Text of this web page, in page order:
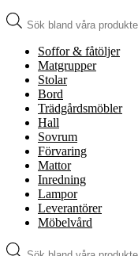
Produktsökning
Soffor & fåtöljer
Matgrupper
Stolar
Bord
Trädgårdsmöbler
Hall
Sovrum
Förvaring
Mattor
Inredning
Lampor
Leverantörer
Möbelvård
Produktsökning